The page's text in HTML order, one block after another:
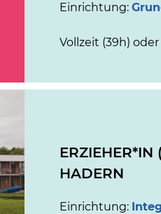
Einrichtung:
Vollzeit (39h)
ERZIEHER*IN
HADERN
Einrichtung: